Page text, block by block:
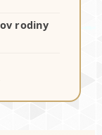
rodiny